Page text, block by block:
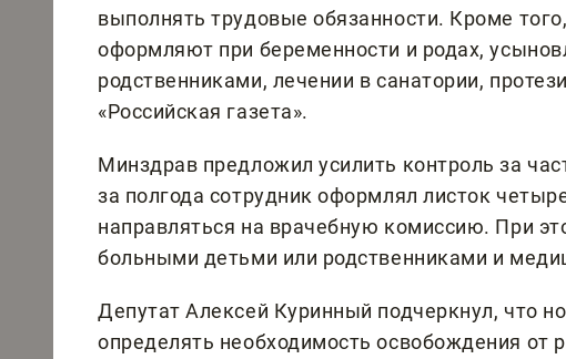
выполнять трудовые обязанности. Кроме
оформляют при беременности и родах,
родственниками, лечении в санатории,
«Российская газета».
Минздрав предложил усилить контроль за
за полгода сотрудник оформлял листок
направляться на врачебную комиссию. При
больными детьми или родственниками и
Депутат Алексей Куринный подчеркнул, что
определять необходимость освобождения от